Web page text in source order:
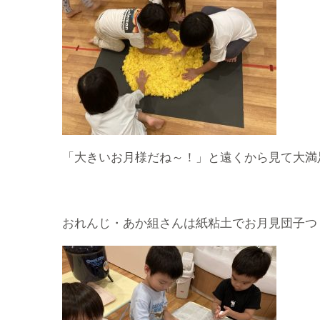
「大きいお月様だね～！」と遠くから見て大満
おれんじ・あか組さんは紙粘土でお月見団子つ